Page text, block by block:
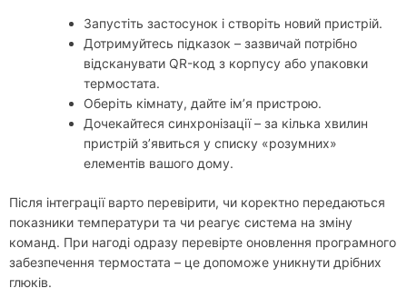
Запустіть застосунок і створіть новий пристрій.
Дотримуйтесь підказок – зазвичай потрібно
відсканувати QR-код з корпусу або упаковки
термостата.
Оберіть кімнату, дайте ім’я пристрою.
Дочекайтеся синхронізації – за кілька хвилин
пристрій з’явиться у списку «розумних»
елементів вашого дому.
Після інтеграції варто перевірити, чи коректно передаються
показники температури та чи реагує система на зміну
команд. При нагоді одразу перевірте оновлення програмного
забезпечення термостата – це допоможе уникнути дрібних
глюків.